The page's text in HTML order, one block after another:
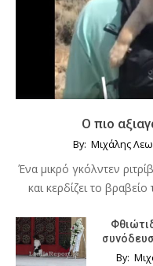
Ο πιο
By: Μιχάλης
Ένα μικρό γκόλντεν
και κερδίζει το
By: